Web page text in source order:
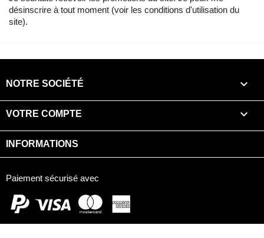
désinscrire à tout moment (voir les conditions d'utilisation du
site).
NOTRE SOCIÉTÉ 
VOTRE COMPTE 
INFORMATIONS
Paiement sécurisé avec